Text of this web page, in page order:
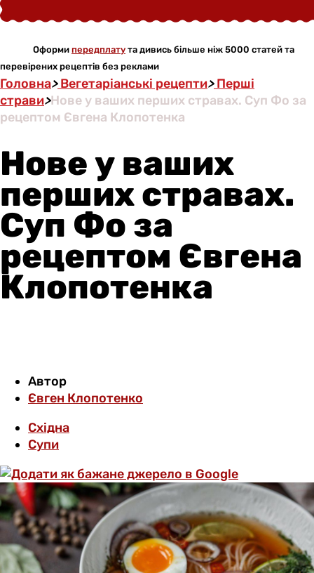
Оформи передплату та дивись більше ніж 5000 статей та
перевірених рецептів без реклами
Головна>Вегетаріанські рецепти>Перші
страви>Нове у ваших перших стравах. Суп Фо за
рецептом Євгена Клопотенка
Нове у ваших
перших стравах.
Суп Фо за
рецептом Євгена
Клопотенка
Автор
Євген Клопотенко
Східна
Супи